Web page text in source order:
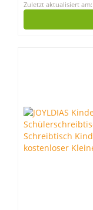
Zuletzt aktualisiert am: